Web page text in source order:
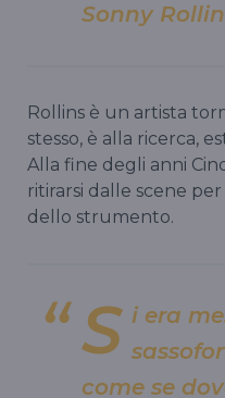
Sonny
Rollins è un artista
stesso, è alla ricerca,
Alla fine degli anni
ritirarsi dalle scene
dello strumento.
S i era
come se